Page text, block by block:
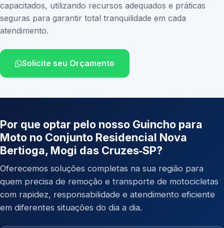
capacitados, utilizando recursos adequados e práticas
seguras para garantir total tranquilidade em cada
atendimento.
Solicite seu Orçamento
Por que optar pelo nosso Guincho para
Moto no Conjunto Residencial Nova
Bertioga, Mogi das Cruzes‑SP?
Oferecemos soluções completas na sua região para
quem precisa de remoção e transporte de motocicletas
com rapidez, responsabilidade e atendimento eficiente
em diferentes situações do dia a dia.